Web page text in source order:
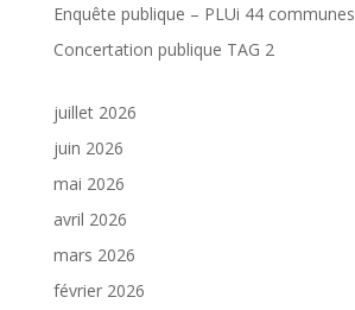
Enquête publique – PLUi 44 communes
Concertation publique TAG 2
juillet 2026
juin 2026
mai 2026
avril 2026
mars 2026
février 2026